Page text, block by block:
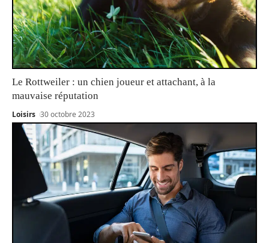
Le Rottweiler : un chien joueur et attachant, à la
mauvaise réputation
Loisirs 30 octobre 2023